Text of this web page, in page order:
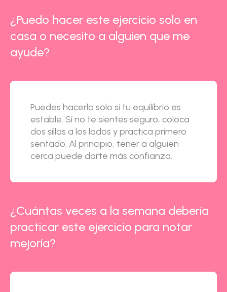
¿Puedo hacer este ejercicio solo en
casa o necesito a alguien que me
ayude?
Puedes hacerlo solo si tu equilibrio es
estable. Si no te sientes seguro, coloca
dos sillas a los lados y practica primero
sentado. Al principio, tener a alguien
cerca puede darte más confianza.
¿Cuántas veces a la semana debería
practicar este ejercicio para notar
mejoría?